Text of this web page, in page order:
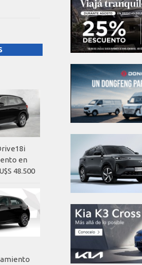
en
48.500